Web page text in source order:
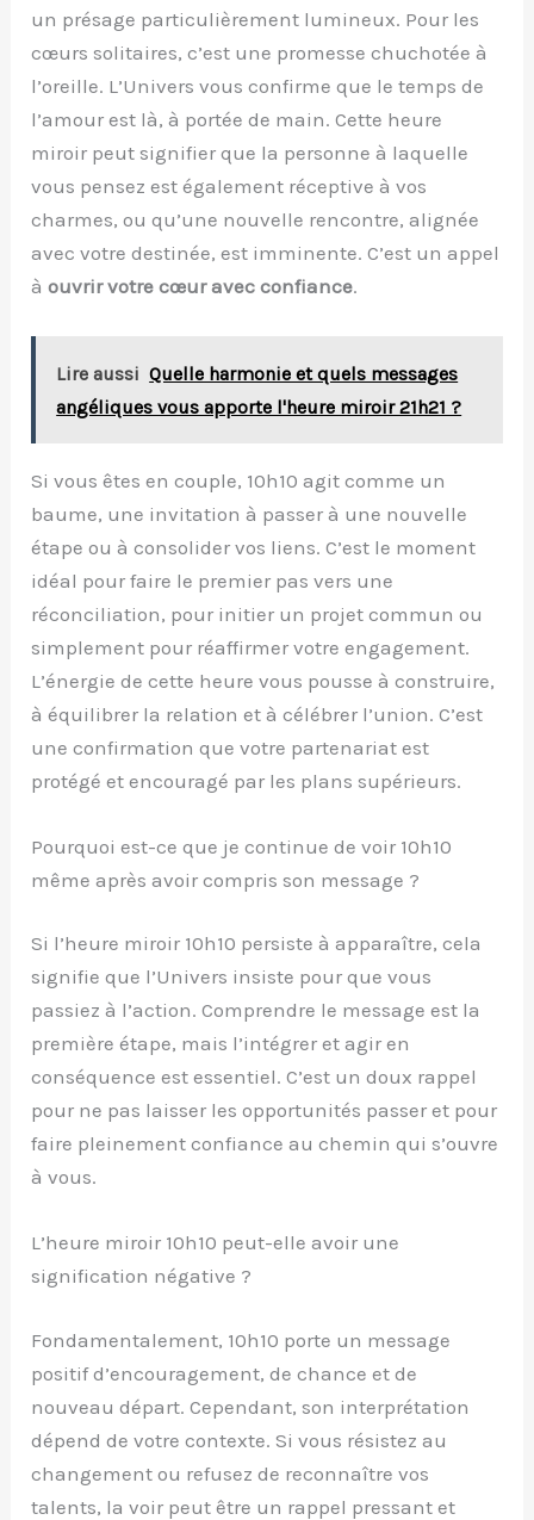
un présage particulièrement lumineux. Pour les
cœurs solitaires, c’est une promesse chuchotée à
l’oreille. L’Univers vous confirme que le temps de
l’amour est là, à portée de main. Cette heure
miroir peut signifier que la personne à laquelle
vous pensez est également réceptive à vos
charmes, ou qu’une nouvelle rencontre, alignée
avec votre destinée, est imminente. C’est un appel
àouvrir votre cœur avec confiance.
Lire aussi Quelle harmonie et quels messages
angéliques vous apporte l'heure miroir 21h21 ?
Si vous êtes en couple, 10h10 agit comme un
baume, une invitation à passer à une nouvelle
étape ou à consolider vos liens. C’est le moment
idéal pour faire le premier pas vers une
réconciliation, pour initier un projet commun ou
simplement pour réaffirmer votre engagement.
L’énergie de cette heure vous pousse à construire,
à équilibrer la relation et à célébrer l’union. C’est
une confirmation que votre partenariat est
protégé et encouragé par les plans supérieurs.
Pourquoi est-ce que je continue de voir 10h10
même après avoir compris son message ?
Si l’heure miroir 10h10 persiste à apparaître, cela
signifie que l’Univers insiste pour que vous
passiez à l’action. Comprendre le message est la
première étape, mais l’intégrer et agir en
conséquence est essentiel. C’est un doux rappel
pour ne pas laisser les opportunités passer et pour
faire pleinement confiance au chemin qui s’ouvre
à vous.
L’heure miroir 10h10 peut-elle avoir une
signification négative ?
Fondamentalement, 10h10 porte un message
positif d’encouragement, de chance et de
nouveau départ. Cependant, son interprétation
dépend de votre contexte. Si vous résistez au
changement ou refusez de reconnaître vos
talents, la voir peut être un rappel pressant et